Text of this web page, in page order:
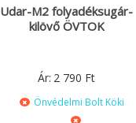
Udar-M2 folyadéksugár-
kilövő ÖVTOK
Ár: 2 790 Ft
Önvédelmi Bolt Köki